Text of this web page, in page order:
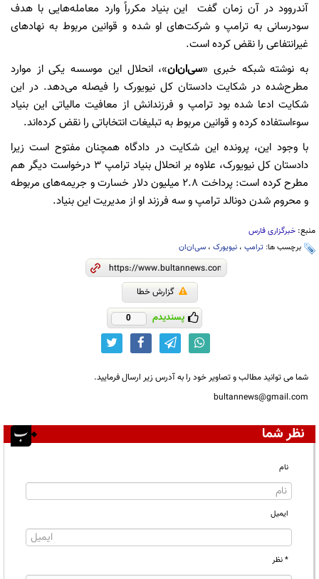
آندروود در آن زمان گفت این بنیاد مکرراً وارد معامله‌هایی با هدف
سودرسانی به ترامپ و شرکت‌های او شده و قوانین مربوط به نهادهای
غیرانتفاعی را نقض کرده است.
به نوشته شبکه خبری «سی‌ان‌ان»، انحلال این موسسه یکی از موارد
مطرح‌شده در شکایت دادستان کل نیویورک را فیصله می‌دهد. در این
شکایت ادعا شده بود ترامپ و فرزندانش از معافیت مالیاتی این بنیاد
سوءاستفاده کرده و قوانین مربوط به تبلیغات انتخاباتی را نقض کرده‌اند.
با وجود این، پرونده این شکایت در دادگاه همچنان مفتوح است زیرا
دادستان کل نیویورک، علاوه بر انحلال بنیاد ترامپ ۳ درخواست دیگر هم
مطرح کرده است: پرداخت ۲.۸ میلیون دلار خسارت و جریمه‌‌های مربوطه
و محروم شدن دونالد ترامپ و سه فرزند او از مدیریت این بنیاد.
منبع: خبرگزاری فارس
برچسب ها: ترامپ ، نیویورک ، سی‌ان‌ان
گزارش خطا
پسندیدم 0
شما می توانید مطالب و تصاویر خود را به آدرس زیر ارسال فرمایید.
bultannews@gmail.com
نظر شما
نام
ایمیل
* نظر